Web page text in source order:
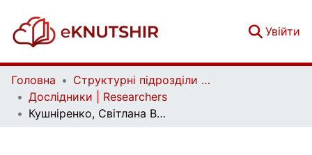
Увійти
Головна
Структурні підрозділи Київського національного університету імені Тараса Шевченка та Організації | Faculties, Institutes and Departments of Taras Shevchenko National University of Kyiv and Organizations
Дослідники | Researchers
Кушніренко, Світлана Володимирівна